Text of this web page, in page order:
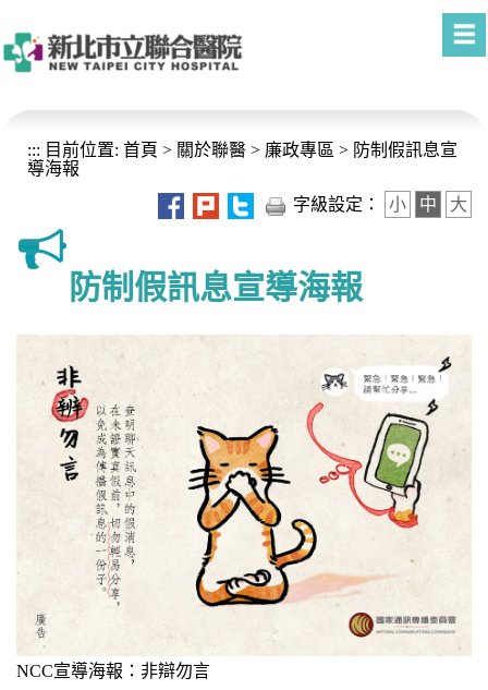
::: 目前位置: 首頁 > 關於聯醫 > 廉政專區 > 防制假訊息宣
導海報
字級設定：
小 中 大
防制假訊息宣導海報
NCC宣導海報：非辯勿言